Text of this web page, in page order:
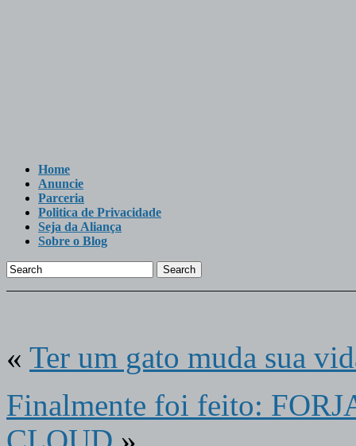
Home
Anuncie
Parceria
Politica de Privacidade
Seja da Aliança
Sobre o Blog
Search
« Ter um gato muda sua
Finalmente foi feito: